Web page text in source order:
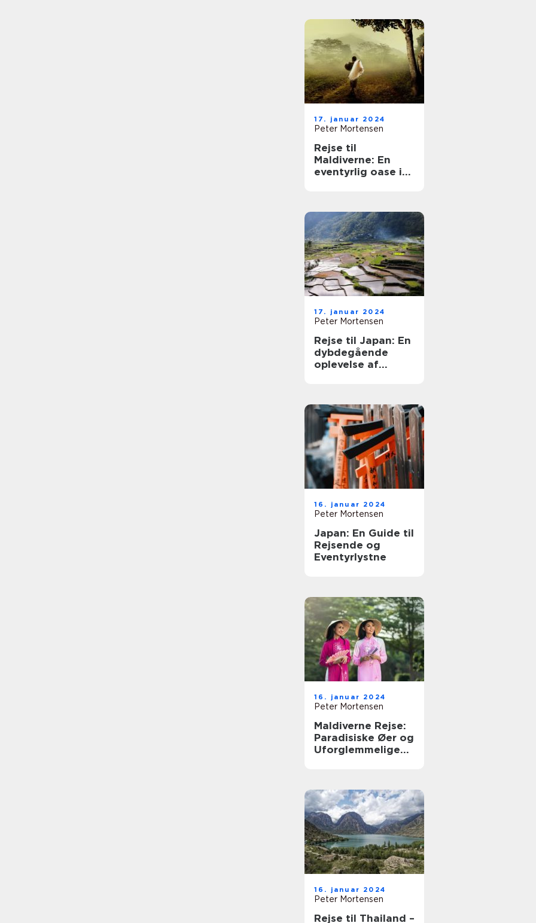
17. januar 2024
Peter Mortensen
Rejse til
Maldiverne: En
eventyrlig oase i
17. januar 2024
Peter Mortensen
Rejse til Japan: En
dybdegående
oplevelse af
16. januar 2024
Peter Mortensen
Japan: En Guide til
Rejsende og
Eventyrlystne
16. januar 2024
Peter Mortensen
Maldiverne Rejse:
Paradisiske Øer og
Uforglemmelige
16. januar 2024
Peter Mortensen
Rejse til Thailand –